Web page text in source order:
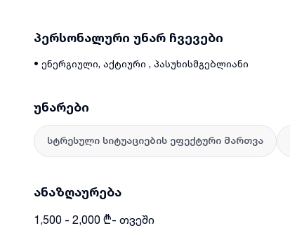
პერსონალური უნარ ჩვევები
• ენერგიული, აქტიური , პასუხისმგებლიანი
უნარები
სტრესული სიტუაციების ეფექტური მართვა
ანაზღაურება
1,500 - 2,000 ₾- თვეში